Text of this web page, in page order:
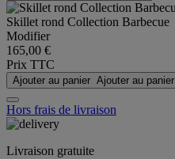
Skillet rond Collection Barbecue
Modifier
165,00 €
Prix TTC
Ajouter au panier Ajouter au panier
Hors frais de livraison
Livraison gratuite